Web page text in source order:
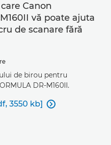
Canon
vă poate ajuta
de scanare fără
de birou pentru
DR-M160II.
3550 kb] 